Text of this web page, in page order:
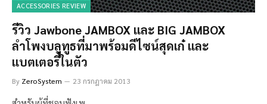
ACCESSORIES REVIEW
รีวิว Jawbone JAMBOX และ BIG JAMBOX
ลำโพงบลูทูธที่มาพร้อมดีไซน์สุดเก๋ และ
แบตเตอรี่ในตัว
By ZeroSystem 23 กรกฎาคม 2013